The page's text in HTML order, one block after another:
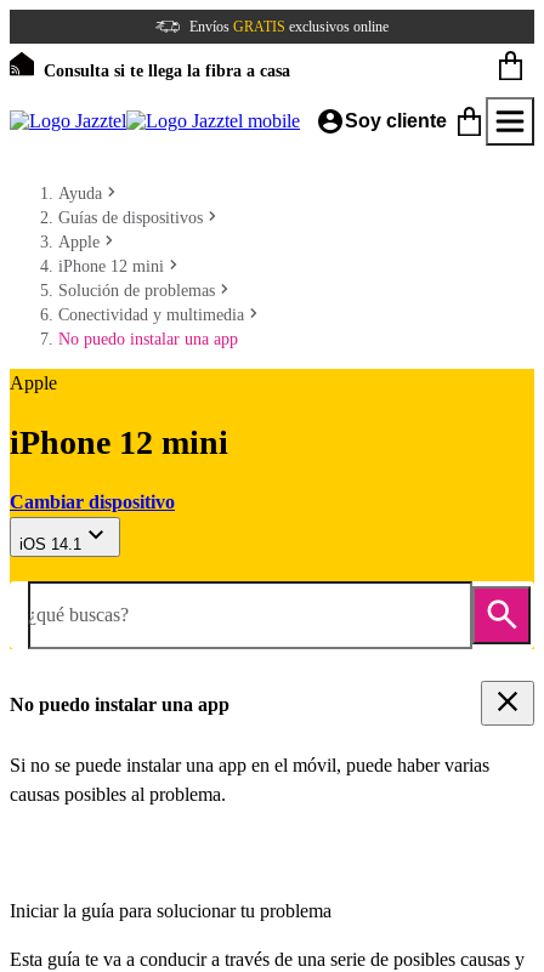
Envíos GRATIS exclusivos online
Consulta si te llega la fibra a casa
Soy cliente
Ayuda
Guías de dispositivos
Apple
iPhone 12 mini
Solución de problemas
Conectividad y multimedia
No puedo instalar una app
Apple
iPhone 12 mini
Cambiar dispositivo
iOS 14.1
¿qué buscas?
No puedo instalar una app
Si no se puede instalar una app en el móvil, puede haber varias
causas posibles al problema.
Iniciar la guía para solucionar tu problema
Esta guía te va a conducir a través de una serie de posibles causas y